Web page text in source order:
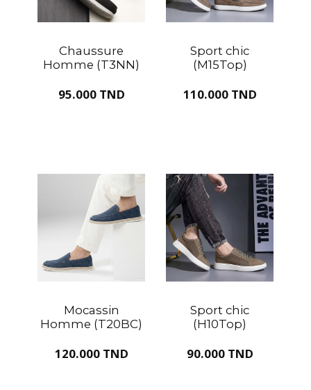
Chaussure
Homme (T3NN)
95.000 TND
Sport chic
(M15Top)
110.000 TND
Mocassin
Homme (T20BC)
120.000 TND
Sport chic
(H10Top)
90.000 TND